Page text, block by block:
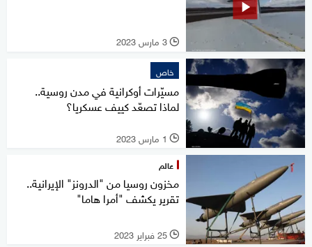
l 3 مارس 2023
خاص
مسيّرات أوكرانية في مدن روسية..
لماذا تصعّد كييف عسكريا؟
l 1 مارس 2023
عالم
مخزون روسيا من "الدرونز" الإيرانية..
تقرير يكشف "أمرا هاما"
l 25 فبراير 2023